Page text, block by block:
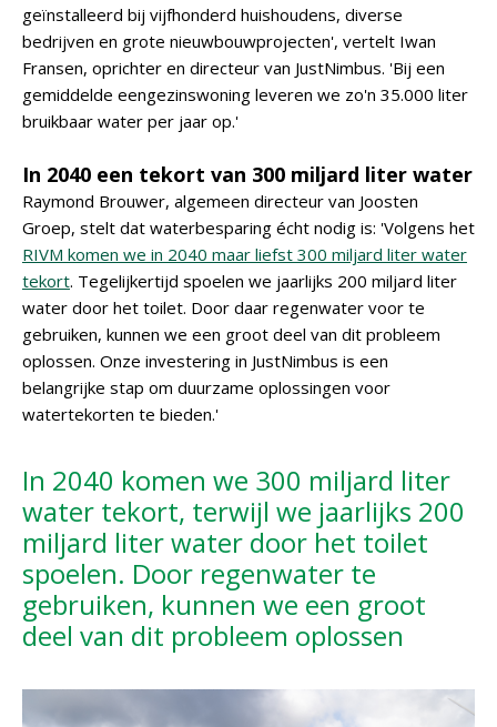
geïnstalleerd bij vijfhonderd huishoudens, diverse
bedrijven en grote nieuwbouwprojecten', vertelt Iwan
Fransen, oprichter en directeur van JustNimbus. 'Bij een
gemiddelde eengezinswoning leveren we zo'n 35.000 liter
bruikbaar water per jaar op.'
In 2040 een tekort van 300 miljard liter water
Raymond Brouwer, algemeen directeur van Joosten
Groep, stelt dat waterbesparing écht nodig is: 'Volgens het
RIVM komen we in 2040 maar liefst 300 miljard liter water
tekort. Tegelijkertijd spoelen we jaarlijks 200 miljard liter
water door het toilet. Door daar regenwater voor te
gebruiken, kunnen we een groot deel van dit probleem
oplossen. Onze investering in JustNimbus is een
belangrijke stap om duurzame oplossingen voor
watertekorten te bieden.'
In 2040 komen we 300 miljard liter
water tekort, terwijl we jaarlijks 200
miljard liter water door het toilet
spoelen. Door regenwater te
gebruiken, kunnen we een groot
deel van dit probleem oplossen